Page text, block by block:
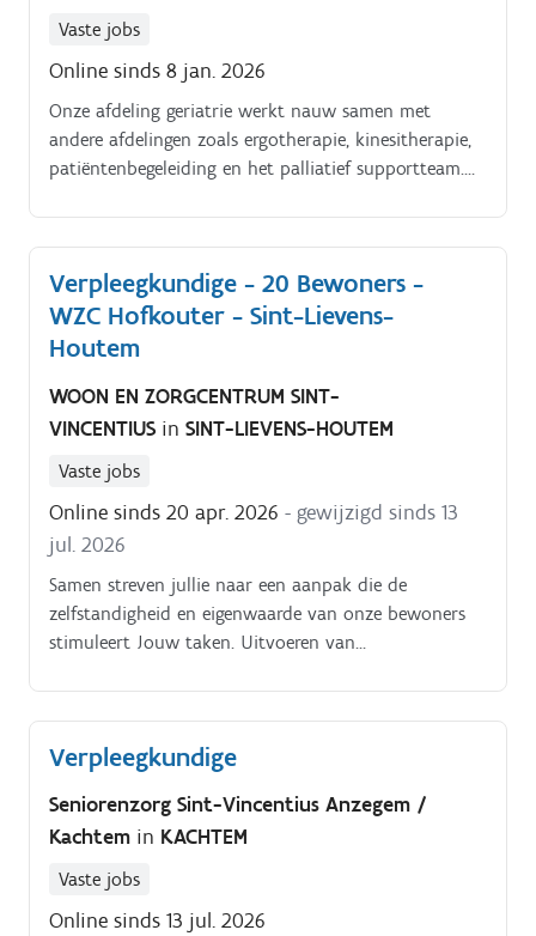
Vaste jobs
Online sinds 8 jan. 2026
Onze afdeling geriatrie werkt nauw samen met
andere afdelingen zoals ergotherapie, kinesitherapie,
patiëntenbegeleiding en het palliatief supportteam.
Verpleegkundige - 20 Bewoners -
WZC Hofkouter - Sint-Lievens-
Houtem
WOON EN ZORGCENTRUM SINT-
VINCENTIUS in SINT-LIEVENS-HOUTEM
Vaste jobs
Online sinds 20 apr. 2026 - gewijzigd sinds 13
jul. 2026
Samen streven jullie naar een aanpak die de
zelfstandigheid en eigenwaarde van onze bewoners
stimuleert Jouw taken. Uitvoeren van
volgens het zorgplan Opstellen en opvolgen van
individuele zorgplannen in overleg met het zorgteam
Samenwerken met collega’s en andere zorgverleners
bijhouden van bewonersdossiers in het Elektronisch
Patiëntendossier (EPD) Actief bijdragen aan een
warme en ondersteunende omgeving voor onze
Verpleegkundige
Seniorenzorg Sint-Vincentius Anzegem /
Kachtem in KACHTEM
Vaste jobs
Online sinds 13 jul. 2026